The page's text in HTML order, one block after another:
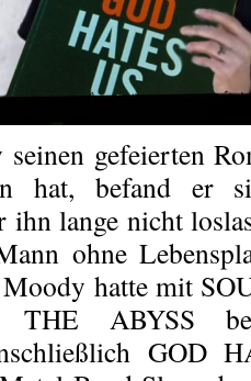
gefeierten
hat, befand er
ihn lange nicht
ohne
Moody hatte mit
THE ABYSS
GOD